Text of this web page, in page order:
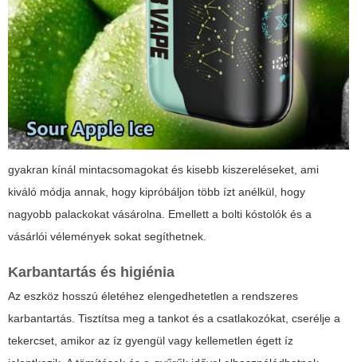
gyakran kínál mintacsomagokat és kisebb kiszereléseket, ami
kiváló módja annak, hogy kipróbáljon több ízt anélkül, hogy
nagyobb palackokat vásárolna. Emellett a bolti kóstolók és a
vásárlói vélemények sokat segíthetnek.
Karbantartás és higiénia
Az eszköz hosszú életéhez elengedhetetlen a rendszeres
karbantartás. Tisztítsa meg a tankot és a csatlakozókat, cserélje a
tekercset, amikor az íz gyengül vagy kellemetlen égett íz